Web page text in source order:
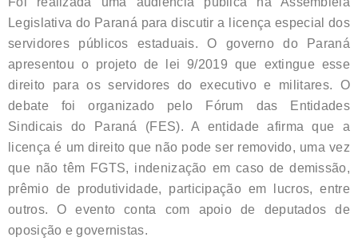
Legislativa do Paraná para discutir a licença especial dos
servidores públicos estaduais. O governo do Paraná
apresentou o projeto de lei 9/2019 que extingue esse
direito para os servidores do executivo e militares. O
debate foi organizado pelo Fórum das Entidades
Sindicais do Paraná (FES). A entidade afirma que a
licença é um direito que não pode ser removido, uma vez
que não têm FGTS, indenização em caso de demissão,
prêmio de produtividade, participação em lucros, entre
outros. O evento conta com apoio de deputados de
oposição e governistas.